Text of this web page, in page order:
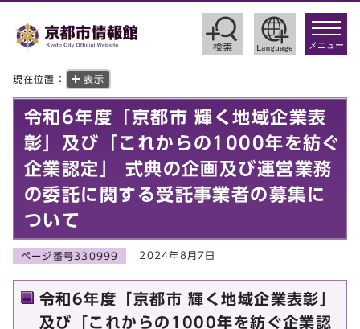
toggle
メニュー
現在位置： 表示
令和6年度「京都市 輝く地域企業表
彰」及び「これからの1000年を紡ぐ
企業認定」 式典の企画及び運営業務
の委託に関する受託事業者の募集に
ついて
ページ番号330999 2024年8月7日
令和6年度「京都市 輝く地域企業表彰」
及び「これからの1000年を紡ぐ企業認